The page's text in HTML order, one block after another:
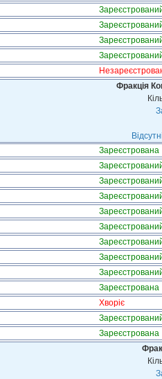
Фракція
Зареєстрована
Зареєстрована
Хворіє
Зареєстрована